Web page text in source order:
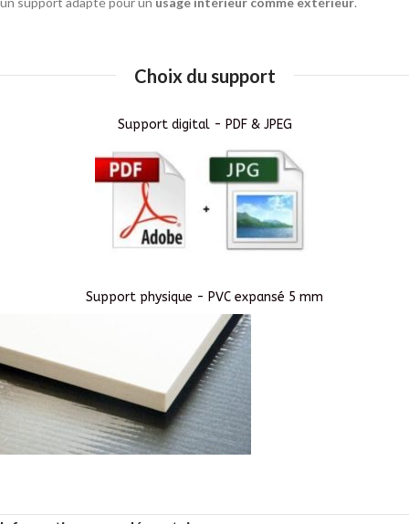
Choix du support
Support digital - PDF & JPEG
Support physique - PVC expansé 5 mm